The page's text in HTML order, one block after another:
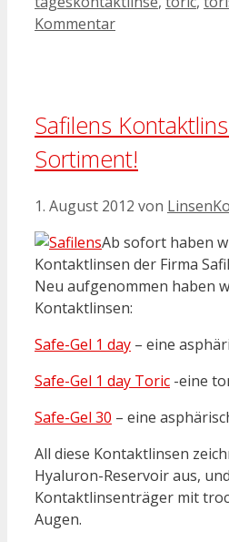
Kommentar
Safilens
Sortiment!
1. August 2012 von
Ab sofort haben
Kontaktlinsen der Firma
Neu aufgenommen haben
Kontaktlinsen:
Safe-Gel 1 day – eine
Safe-Gel 1 day Toric -eine
Safe-Gel 30 – eine
All diese Kontaktlinsen
Hyaluron-Reservoir aus,
Kontaktlinsenträger mit
Augen.